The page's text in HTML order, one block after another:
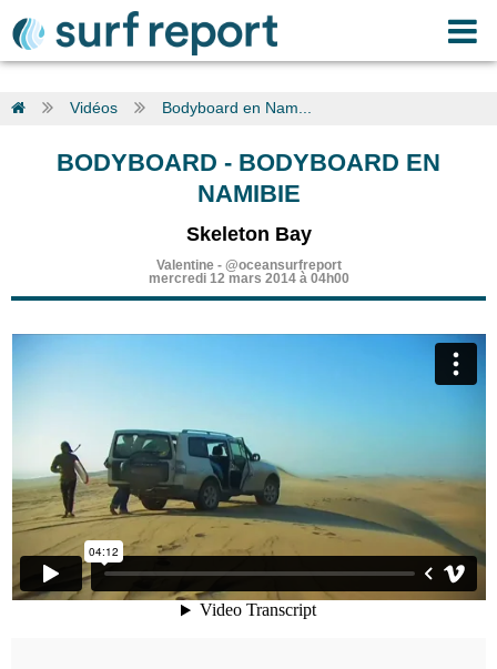
Vidéos Bodyboard en Nam...
BODYBOARD - BODYBOARD EN
NAMIBIE
Skeleton Bay
Valentine- @oceansurfreport
mercredi 12 mars 2014 à 04h00